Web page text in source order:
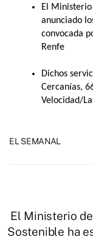
El
anunciado
convocada
Renfe
Dichos
Cercanías,
Velocidad/
EL SEMANAL
El Ministerio
Sostenible ha